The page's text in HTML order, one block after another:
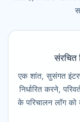
संरचित
एक शांत, सुसंगत
निर्धारित करने,
के परिचालन लॉग